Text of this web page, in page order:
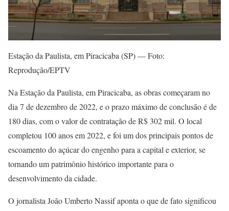
Estação da Paulista, em Piracicaba (SP) — Foto:
Reprodução/EPTV
Na Estação da Paulista, em Piracicaba, as obras começaram no
dia 7 de dezembro de 2022, e o prazo máximo de conclusão é de
180 dias, com o valor de contratação de R$ 302 mil. O local
completou 100 anos em 2022, e foi um dos principais pontos de
escoamento do açúcar do engenho para a capital e exterior, se
tornando um patrimônio histórico importante para o
desenvolvimento da cidade.
O jornalista João Umberto Nassif aponta o que de fato significou